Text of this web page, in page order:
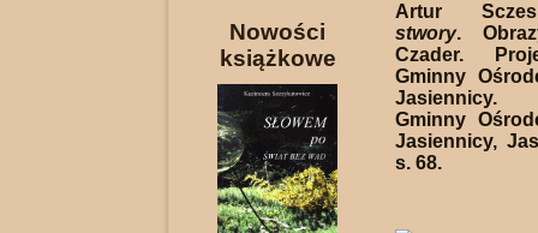
Nowości
książkowe
Artur
stwory.
Czader.
Gminny
Jasiennicy.
Gminny
Jasiennicy,
s. 68.